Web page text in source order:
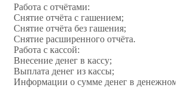
Работа с отчётами:
Снятие отчёта с гашением;
Снятие отчёта без гашения;
Снятие расширенного отчёта.
Работа с кассой:
Внесение денег в кассу;
Выплата денег из кассы;
Информации о сумме денег в